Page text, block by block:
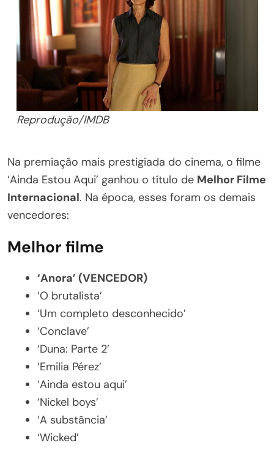
Reprodução/IMDB
Na premiação mais prestigiada do cinema, o filme
‘Ainda Estou Aqui’ ganhou o título de Melhor Filme
Internacional. Na época, esses foram os demais
vencedores:
Melhor filme
‘Anora’ (VENCEDOR)
‘O brutalista’
‘Um completo desconhecido’
‘Conclave’
‘Duna: Parte 2’
‘Emilia Pérez’
‘Ainda estou aqui’
‘Nickel boys’
‘A substância’
‘Wicked’